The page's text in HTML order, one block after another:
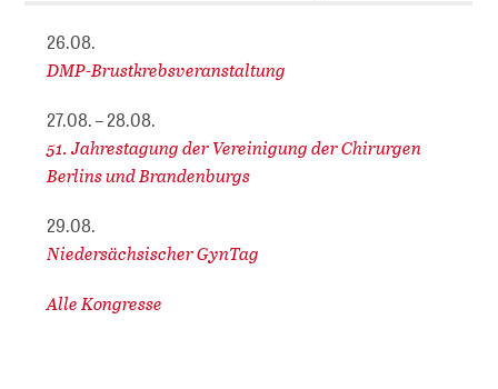
26.08.
DMP-Brustkrebsveranstaltung
27.08. – 28.08.
51. Jahrestagung der Vereinigung der Chirurgen
Berlins und Brandenburgs
29.08.
Niedersächsischer GynTag
Alle Kongresse